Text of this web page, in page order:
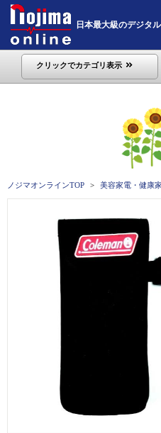
日本最大級のデジタ
クリックでカテゴリ表示
ノジマオンラインTOP 美容家電・健康